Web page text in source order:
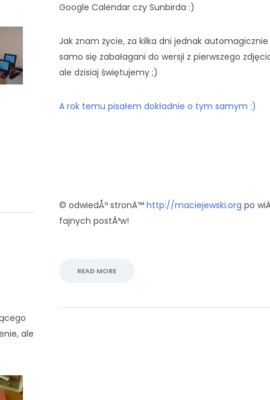
Google Calendar czy Sunbirda :)
Jak znam życie, za kilka dni jednak
samo się zabałagani do wersji z pierwszego
ale dzisiaj świętujemy ;)
A rok temu pisałem dokładnie o tym samym :)
© odwiedÅº stronÄ™ http://maciejewski.org po
fajnych postÃ³w!
READ MORE
ale